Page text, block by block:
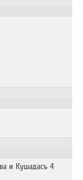
и Кушадасъ 4